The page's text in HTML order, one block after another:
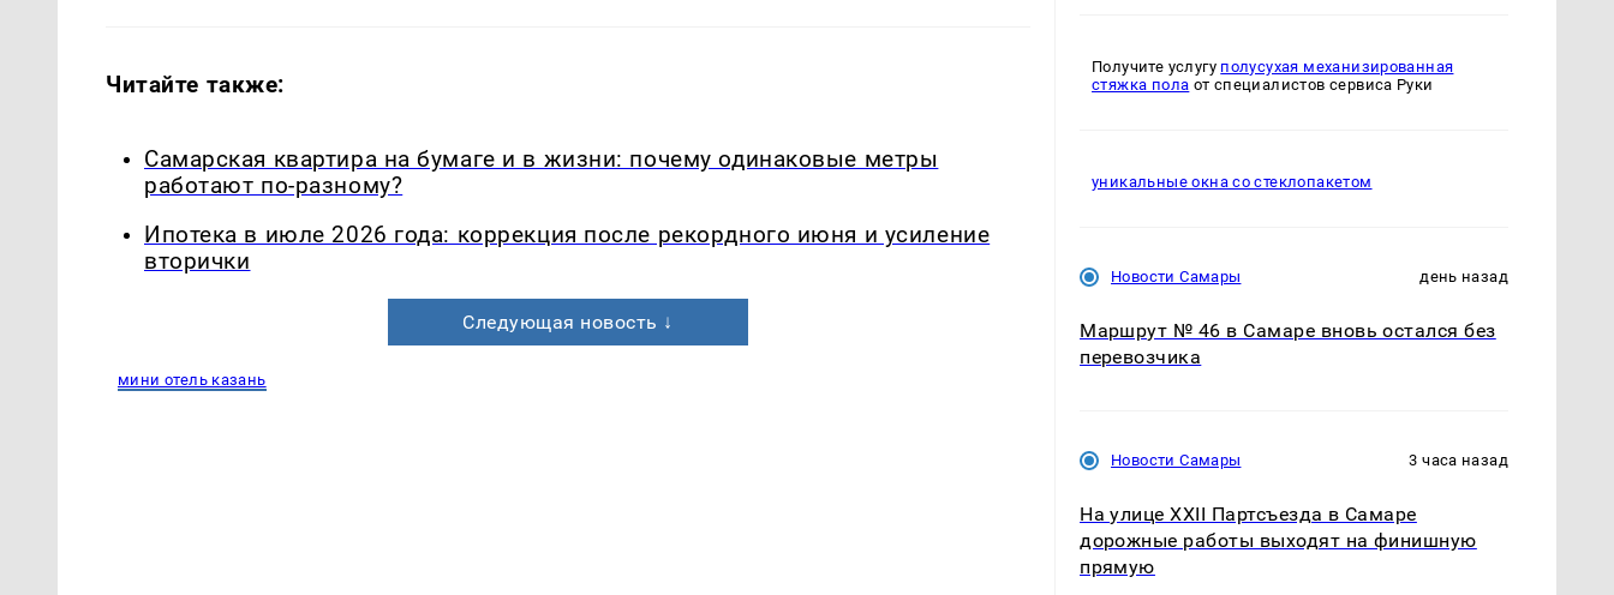
Читайте также:
Самарская квартира на бумаге и в жизни: почему одинаковые метры
работают по-разному?
Ипотека в июле 2026 года: коррекция после рекордного июня и усиление
вторички
Следующая новость ↓
мини отель казань
Получите услугу полусухая механизированная
стяжка пола от специалистов сервиса Руки
уникальные окна со стеклопакетом
Новости Самары день назад
Маршрут № 46 в Самаре вновь остался без
перевозчика
Новости Самары 3 часа назад
На улице XXII Партсъезда в Самаре
дорожные работы выходят на финишную
прямую